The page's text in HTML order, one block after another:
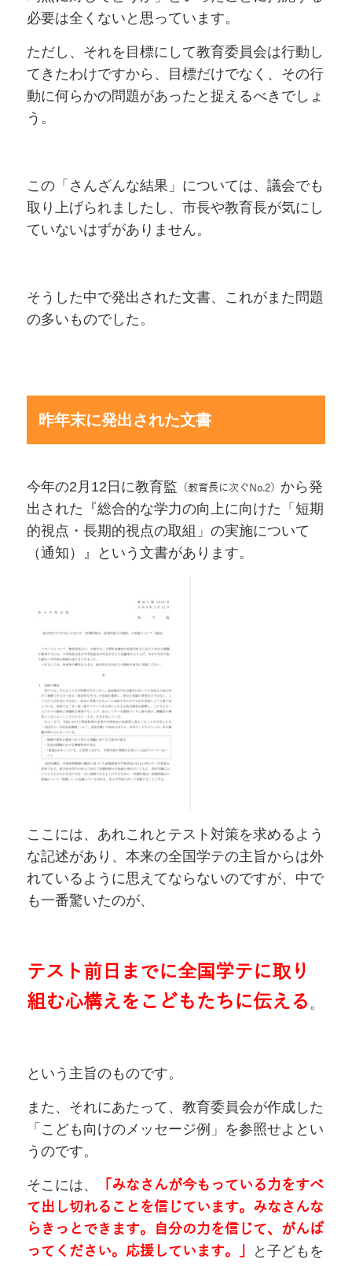
必要は全くないと思っています。
ただし、それを目標にして教育委員会は行動し
てきたわけですから、目標だけでなく、その行
動に何らかの問題があったと捉えるべきでしょ
う。
この「さんざんな結果」については、議会でも
取り上げられましたし、市長や教育長が気にし
ていないはずがありません。
そうした中で発出された文書、これがまた問題
の多いものでした。
昨年末に発出された文書
今年の2月12日に教育監 （教育長に次ぐNo.2） から発
出された『総合的な学力の向上に向けた「短期
的視点・長期的視点の取組」の実施について
（通知）』という文書があります。
ここには、あれこれとテスト対策を求めるよう
な記述があり、本来の全国学テの主旨からは外
れているように思えてならないのですが、中で
も一番驚いたのが、
テスト前日までに全国学テに取り
組む心構えをこどもたちに伝える 。
という主旨のものです。
また、それにあたって、教育委員会が作成した
「こども向けのメッセージ例」を参照せよとい
うのです。
そこには、
「みなさんが今もっている力をすべ
て出し切れることを信じています。みなさんな
らきっとできます。自分の力を信じて、がんば
ってください。応援しています。」
と子どもを